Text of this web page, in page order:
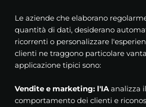
Le aziende che elaborano
quantità di dati, desiderano
ricorrenti o personalizzare
clienti ne traggono particolare
applicazione tipici sono:
Vendite e marketing: l'IAanalizza il
comportamento dei clienti e